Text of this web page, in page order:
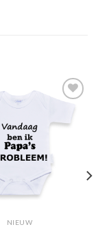
NIEUW